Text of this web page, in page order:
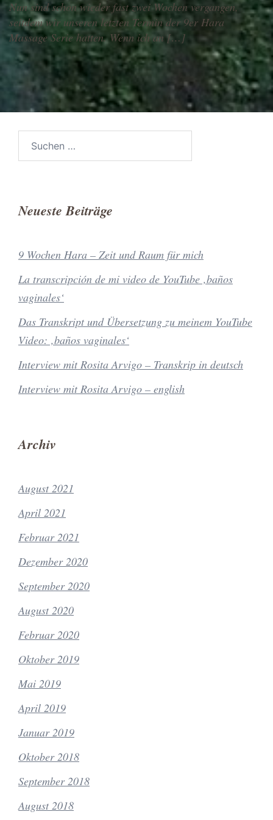
Nun sind schon wieder fast zwei Wochen vergangen,
seitdem wir unseren letzten Termin der 9er Hara
Massage Serie hatten. Wenn ich an […]
Neueste Beiträge
9 Wochen Hara – Zeit und Raum für mich
La transcripción de mi video de YouTube ‚baños
vaginales‘
Das Transkript und Übersetzung zu meinem YouTube
Video: ‚baños vaginales‘
Interview mit Rosita Arvigo – Transkrip in deutsch
Interview mit Rosita Arvigo – english
Archiv
August 2021
April 2021
Februar 2021
Dezember 2020
September 2020
August 2020
Februar 2020
Oktober 2019
Mai 2019
April 2019
Januar 2019
Oktober 2018
September 2018
August 2018